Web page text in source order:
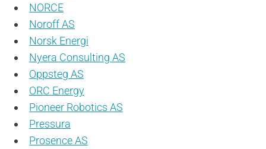
NORCE
Noroff AS
Norsk Energi
Nyera Consulting AS
Oppsteg AS
ORC Energy
Pioneer Robotics AS
Pressura
Prosence AS